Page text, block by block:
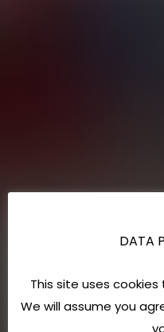
DATA
This site uses
We will assume you